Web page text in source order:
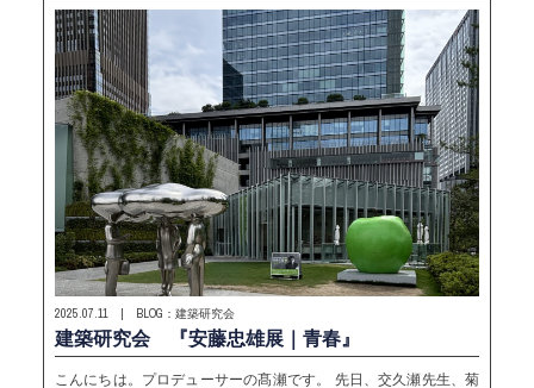
2025.07.11 | BLOG：建築研究会
建築研究会 『安藤忠雄展｜青春』
こんにちは。プロデューサーの髙瀬です。 先日、交久瀬先生、菊